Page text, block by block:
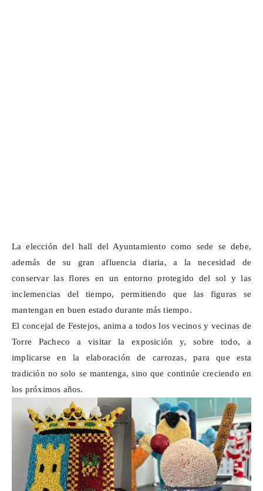
La elección del hall del Ayuntamiento como sede se debe,
además de su gran afluencia diaria, a la necesidad de
conservar las flores en un entorno protegido del sol y las
inclemencias del tiempo, permitiendo que las figuras se
mantengan en buen estado durante más tiempo.
El concejal de Festejos, anima a todoslos vecinos y vecinas de
Torre Pacheco a visitar la exposición y, sobre todo, a
implicarse en la elaboración de carrozas, para que esta
tradición no solo se mantenga, sino que continúe creciendo en
los próximos años.